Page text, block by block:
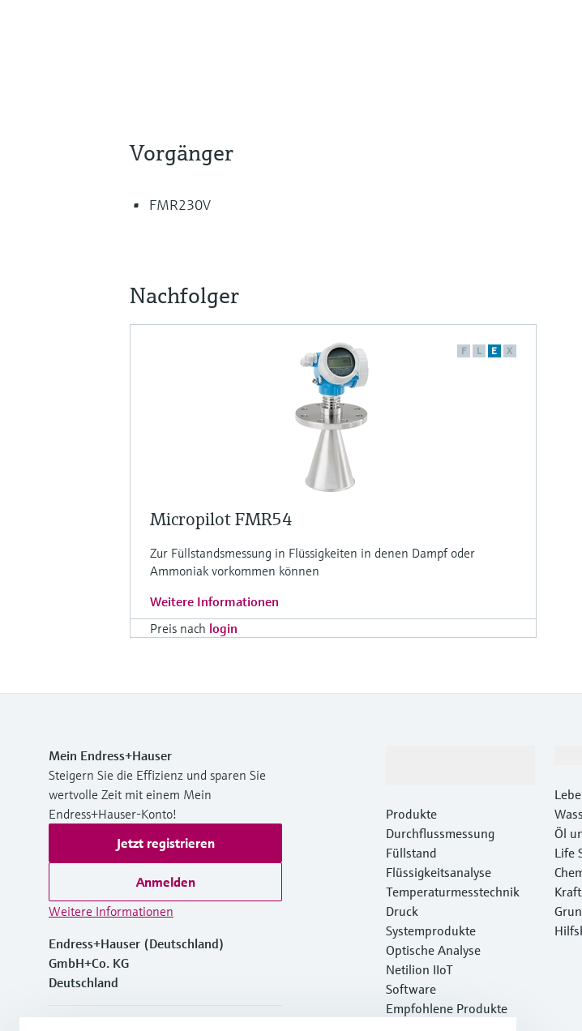
Vorgänger
FMR230V
Nachfolger
F L E X
Micropilot FMR54
Zur Füllstandsmessung in Flüssigkeiten in denen Dampf oder
Ammoniak vorkommen können
Weitere Informationen
Preis nach login
Mein Endress+Hauser
Steigern Sie die Effizienz und sparen Sie
wertvolle Zeit mit einem Mein
Endress+Hauser-Konto!
Jetzt registrieren
Anmelden
Weitere Informationen
Endress+Hauser (Deutschland)
GmbH+Co. KG
Deutschland
Produkte
Durchflussmessung
Füllstand
Flüssigkeitsanalyse
Temperaturmesstechnik
Druck
Systemprodukte
Optische Analyse
Netilion IIoT
Software
Empfohlene Produkte
Öl
Life
alle